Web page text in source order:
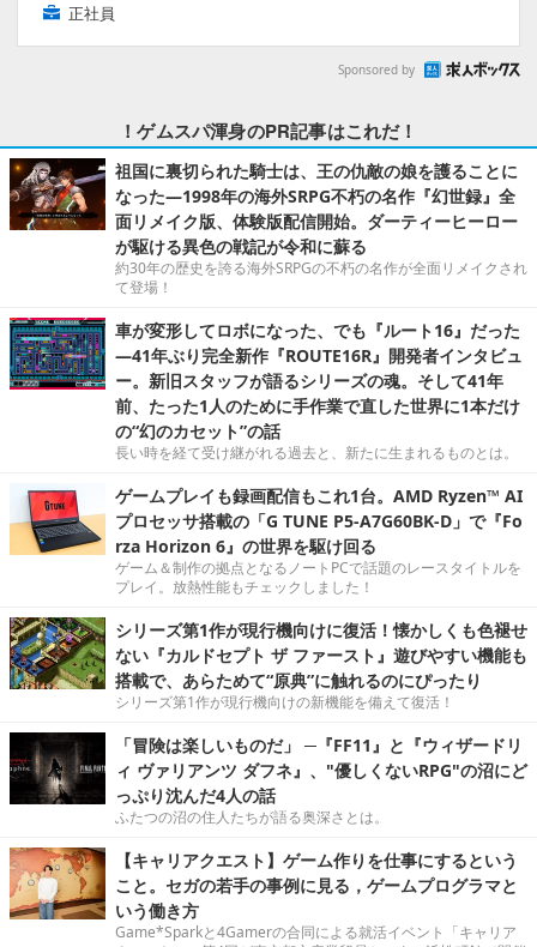
正社員
Sponsored by
！ゲムスパ渾身のPR記事はこれだ！
祖国に裏切られた騎士は、王の仇敵の娘を護ることに
なった―1998年の海外SRPG不朽の名作『幻世録』全
面リメイク版、体験版配信開始。ダーティーヒーロー
が駆ける異色の戦記が令和に蘇る
約30年の歴史を誇る海外SRPGの不朽の名作が全面リメイクされ
て登場！
車が変形してロボになった、でも『ルート16』だった
―41年ぶり完全新作『ROUTE16R』開発者インタビュ
ー。新旧スタッフが語るシリーズの魂。そして41年
前、たった1人のために手作業で直した世界に1本だけ
の“幻のカセット”の話
長い時を経て受け継がれる過去と、新たに生まれるものとは。
ゲームプレイも録画配信もこれ1台。AMD Ryzen™ AI
プロセッサ搭載の「G TUNE P5-A7G60BK-D」で『Fo
rza Horizon 6』の世界を駆け回る
ゲーム＆制作の拠点となるノートPCで話題のレースタイトルを
プレイ。放熱性能もチェックしました！
シリーズ第1作が現行機向けに復活！懐かしくも色褪せ
ない『カルドセプト ザ ファースト』遊びやすい機能も
搭載で、あらためて“原典”に触れるのにぴったり
シリーズ第1作が現行機向けの新機能を備えて復活！
「冒険は楽しいものだ」 ─『FF11』と『ウィザードリ
ィ ヴァリアンツ ダフネ』、"優しくないRPG"の沼にど
っぷり沈んだ4人の話
ふたつの沼の住人たちが語る奥深さとは。
【キャリアクエスト】ゲーム作りを仕事にするという
こと。セガの若手の事例に見る，ゲームプログラマと
いう働き方
Game*Sparkと4Gamerの合同による就活イベント「キャリア